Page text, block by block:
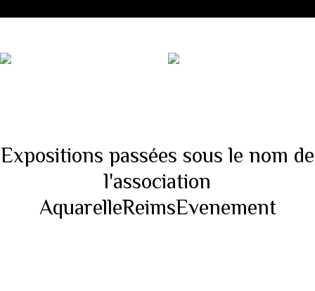
Expositions passées sous le nom de
l'association
AquarelleReimsEvenement